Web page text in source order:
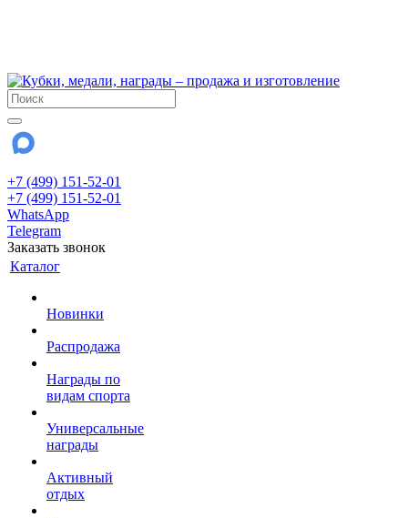
+7 (499) 151-52-01
+7 (499) 151-52-01
WhatsApp
Telegram
Заказать звонок
Каталог
Новинки
Распродажа
Награды по
видам спорта
Универсальные
награды
Активный
отдых